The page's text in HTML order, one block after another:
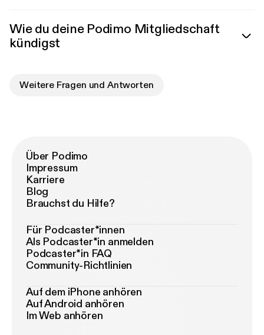
Wie du deine Podimo Mitgliedschaft
kündigst
Weitere Fragen und Antworten
Über Podimo
Impressum
Karriere
Blog
Brauchst du Hilfe?
Für Podcaster*innen
Als Podcaster*in anmelden
Podcaster*in FAQ
Community-Richtlinien
Auf dem iPhone anhören
Auf Android anhören
Im Web anhören